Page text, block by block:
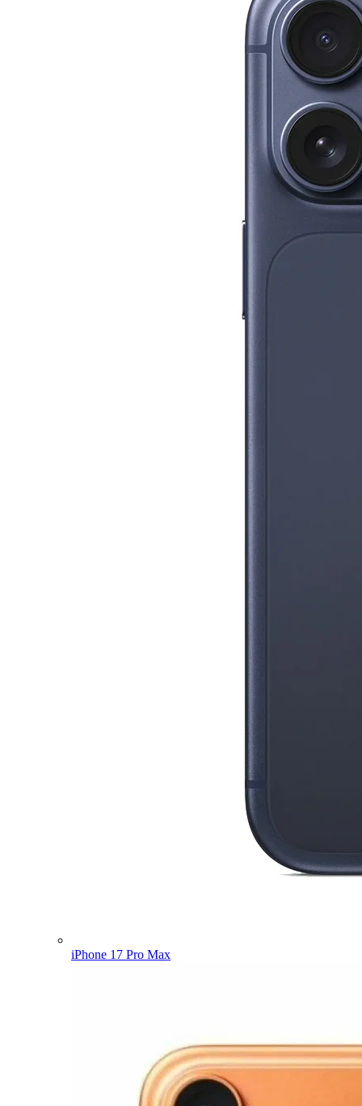
iPhone 17 Pro Max